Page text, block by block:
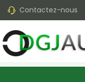
Contactez-nous